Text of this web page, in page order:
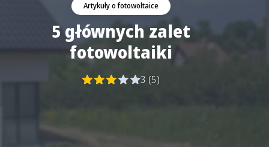
Artykuły o fotowoltaice
5 głównych zalet
fotowoltaiki
3 (5)